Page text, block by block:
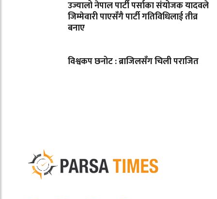
उज्यालो नेपाल पार्टी पर्साका संयोजक यादवले
जिम्मेवारी पाएसँगै पार्टी गतिविधिलाई तीव्र
बनाए
विश्वकप छनोट : ब्राजिलसँग चिली पराजित